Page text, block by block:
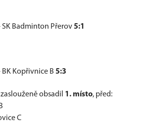
SK Badminton Přerov5:1
BK Kopřivnice B 5:3
zaslouženě obsadil 1. místo, před:
C